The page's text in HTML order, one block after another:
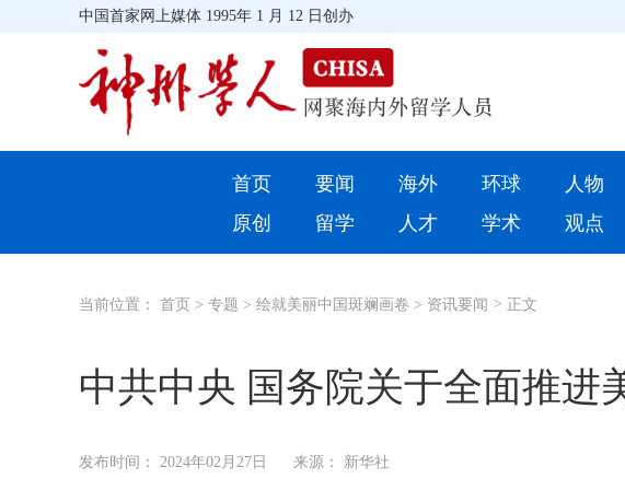
人物
留学
招聘信息 更多数据
中国首家网上媒体 1995年 1 月 12 日创办
首页 要闻 海外 环球 人物
原创
留学 人才 学术 观点
当前位置： 首页 > 专题 > 绘就美丽中国斑斓画卷 > 资讯要闻 > 正文
中共中央 国务院关于全面推进
发布时间： 2024年02月27日 来源： 新华社